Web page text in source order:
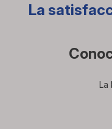
La
La